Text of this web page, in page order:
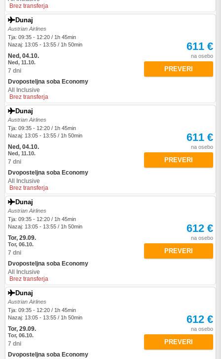
Brez transferja
Dunaj
Austrian Airlines
Tja: 09:35 - 12:20 / 1h 45min
Nazaj: 13:05 - 13:55 / 1h 50min
Ned, 04.10.
Ned, 11.10.
7 dni
Dvoposteljna soba Economy
All Inclusive
Brez transferja
611 €
na osebo
PREVERI
Dunaj
Austrian Airlines
Tja: 09:35 - 12:20 / 1h 45min
Nazaj: 13:05 - 13:55 / 1h 50min
Ned, 04.10.
Ned, 11.10.
7 dni
Dvoposteljna soba Economy
All Inclusive
Brez transferja
611 €
na osebo
PREVERI
Dunaj
Austrian Airlines
Tja: 09:35 - 12:20 / 1h 45min
Nazaj: 13:05 - 13:55 / 1h 50min
Tor, 29.09.
Tor, 06.10.
7 dni
Dvoposteljna soba Economy
All Inclusive
Brez transferja
612 €
na osebo
PREVERI
Dunaj
Austrian Airlines
Tja: 09:35 - 12:20 / 1h 45min
Nazaj: 13:05 - 13:55 / 1h 50min
Tor, 29.09.
Tor, 06.10.
7 dni
Dvoposteljna soba Economy
612 €
na osebo
PREVERI